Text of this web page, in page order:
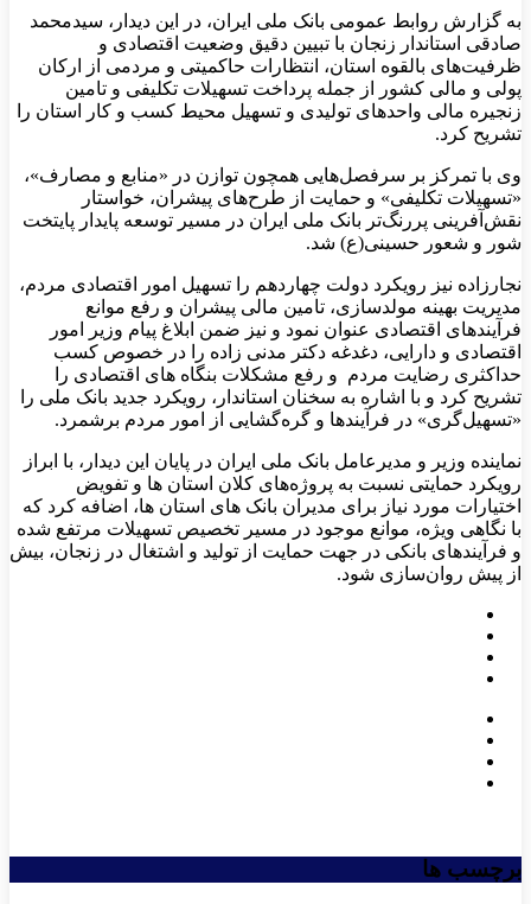
به گزارش روابط عمومی بانک ملی ایران، در این دیدار، سیدمحمد
صادقی استاندار زنجان با تبیین دقیق وضعیت اقتصادی و
ظرفیت‌های بالقوه استان، انتظارات حاکمیتی و مردمی از ارکان
پولی و مالی کشور از جمله پرداخت تسهیلات تکلیفی و تامین
زنجیره مالی واحد‌های تولیدی و تسهیل محیط کسب و کار استان را
تشریح کرد.
وی با تمرکز بر سرفصل‌هایی همچون توازن در «منابع و مصارف»،
«تسهیلات تکلیفی» و حمایت از طرح‌های پیشران، خواستار
نقش‌آفرینی پررنگ‌تر بانک ملی ایران در مسیر توسعه پایدار پایتخت
شور و شعور حسینی(ع) شد.
نجارزاده نیز رویکرد دولت چهاردهم را تسهیل امور اقتصادی مردم،
مدیریت بهینه مولدسازی، تامین مالی پیشران و رفع موانع
فرآیندهای اقتصادی عنوان نمود و نیز ضمن ابلاغ پیام وزیر امور
اقتصادی و دارایی، دغدغه دکتر مدنی زاده را در خصوص کسب
حداکثری رضایت مردم و رفع مشکلات بنگاه های اقتصادی را
تشریح کرد و با اشاره به سخنان استاندار، رویکرد جدید بانک ملی را
«تسهیل‌گری» در فرآیندها و گره‌گشایی از امور مردم برشمرد.
نماینده وزیر و مدیرعامل بانک ملی ایران در پایان این دیدار، با ابراز
رویکرد حمایتی نسبت به پروژه‌های کلان استان ها و تفویض
اختیارات مورد نیاز برای مدیران بانک های استان ها، اضافه کرد که
با نگاهی ویژه، موانع موجود در مسیر تخصیص تسهیلات مرتفع شده
و فرآیندهای بانکی در جهت حمایت از تولید و اشتغال در زنجان، بیش
از پیش روان‌سازی شود.
برچسب ها